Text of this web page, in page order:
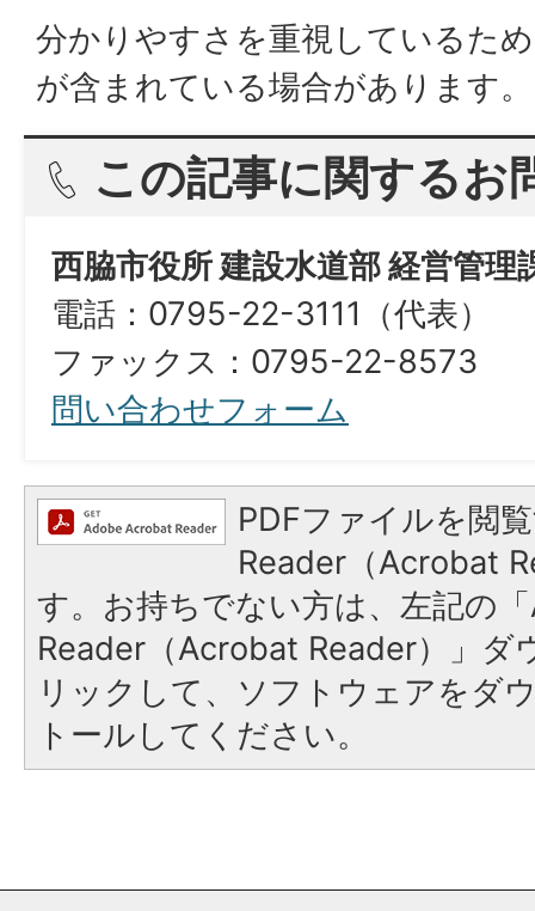
分かりやすさを重視しているた
が含まれている場合があります。
この記事に関するお
西脇市役所 建設水道部 経営管理
電話：0795-22-3111（代表）
ファックス：0795-22-8573​​​​​​​
問い合わせフォーム
PDFファイルを閲
Reader（Acrobat
す。お持ちでない方は、左記の
Reader（Acrobat Reader）」ダ
リックして、ソフトウェアをダ
トールしてください。